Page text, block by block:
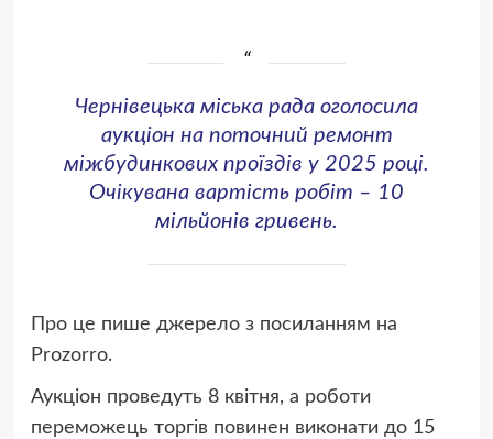
Чернівецька міська рада оголосила
аукціон на поточний ремонт
міжбудинкових проїздів у 2025 році.
Очікувана вартість робіт – 10
мільйонів гривень.
Про це пише джерело з посиланням на
Prozorro.
Аукціон проведуть 8 квітня, а роботи
переможець торгів повинен виконати до 15